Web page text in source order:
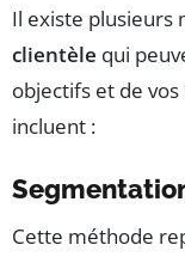
Il existe plusieurs
clientèle qui
objectifs et de
incluent :
Cette méthode